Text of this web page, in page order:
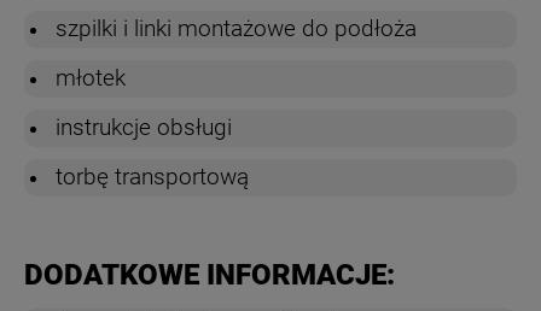
szpilki i linki montażowe do podłoża
młotek
instrukcje obsługi
torbę transportową
DODATKOWE INFORMACJE: